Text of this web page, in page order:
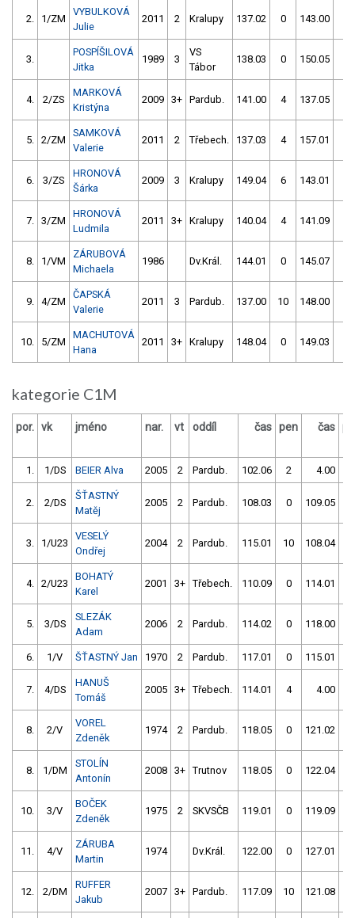
2. 1/ZM
VYBULKOVÁ
Julie
2011 2 Kralupy 137.02 0 143.00
3.
POSPÍŠILOVÁ
Jitka
1989 3
VS
Tábor
138.03 0 150.05
4. 2/ZS
MARKOVÁ
Kristýna
2009 3+ Pardub. 141.00 4 137.05
5. 2/ZM
SAMKOVÁ
Valerie
2011 2 Třebech. 137.03 4 157.01
6. 3/ZS
HRONOVÁ
Šárka
2009 3 Kralupy 149.04 6 143.01
7. 3/ZM
HRONOVÁ
Ludmila
2011 3+ Kralupy 140.04 4 141.09
8. 1/VM
ZÁRUBOVÁ
Michaela
1986 Dv.Král. 144.01 0 145.07
9. 4/ZM
ČAPSKÁ
Valerie
2011 3 Pardub. 137.00 10 148.00
10. 5/ZM
MACHUTOVÁ
Hana
2011 3+ Kralupy 148.04 0 149.03
kategorie C1M
por. vk jméno nar. vt oddíl čas pen čas
1. 1/DS BEIER Alva 2005 2 Pardub. 102.06 2 4.00
2. 2/DS
ŠŤASTNÝ
Matěj
2005 2 Pardub. 108.03 0 109.05
3. 1/U23
VESELÝ
Ondřej
2004 2 Pardub. 115.01 10 108.04
4. 2/U23
BOHATÝ
Karel
2001 3+ Třebech. 110.09 0 114.01
5. 3/DS
SLEZÁK
Adam
2006 2 Pardub. 114.02 0 118.00
6. 1/V ŠŤASTNÝ Jan 1970 2 Pardub. 117.01 0 115.01
7. 4/DS
HANUŠ
Tomáš
2005 3+ Třebech. 114.01 4 4.00
8. 2/V
VOREL
Zdeněk
1974 2 Pardub. 118.05 0 121.02
8. 1/DM
STOLÍN
Antonín
2008 3+ Trutnov 118.05 0 122.04
10. 3/V
BOČEK
Zdeněk
1975 2 SKVSČB 119.01 0 119.09
11. 4/V
ZÁRUBA
Martin
1974 Dv.Král. 122.00 0 127.01
12. 2/DM
RUFFER
Jakub
2007 3+ Pardub. 117.09 10 121.08